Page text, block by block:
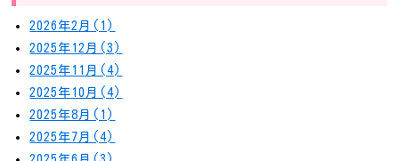
2026年2月(1)
2025年12月(3)
2025年11月(4)
2025年10月(4)
2025年8月(1)
2025年7月(4)